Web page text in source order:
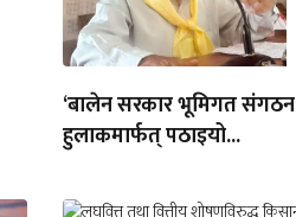
‘बालेन सरकार भूमिगत
हुलाकमार्फत् पठाइयो...